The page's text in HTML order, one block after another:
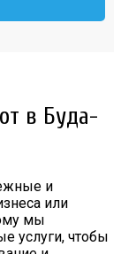
в Буда-
и
или
мы
услуги, чтобы